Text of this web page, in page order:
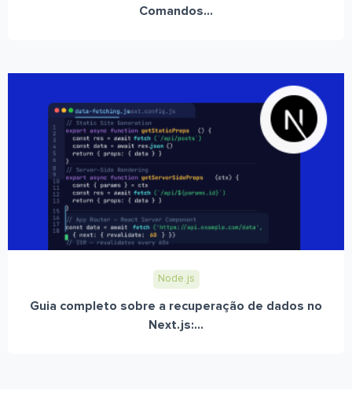
Comandos...
Node.js
Guia completo sobre a recuperação de dados no
Next.js:...